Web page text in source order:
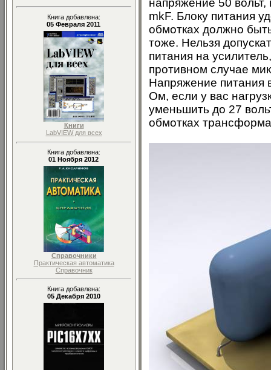
Книга добавлена:
05 Февраля 2011
Книги
LabVIEW для всех
Книга добавлена:
01 Ноября 2012
Справочники
Практическая автоматика
Справочник
Книга добавлена:
05 Декабря 2010
напряжение 50
mkF. Блоку питания
обмотках должно
тоже. Нельзя
питания на
противном случае
Напряжение питания
Ом, если у вас
уменьшить до 27
обмотках